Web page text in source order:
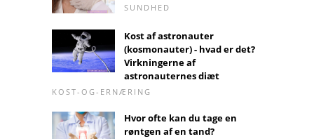
SUNDHED
Kost af astronauter
(kosmonauter) - hvad er det?
Virkningerne af
astronauternes diæt
KOST-OG-ERNÆRING
Hvor ofte kan du tage en
røntgen af ​​en tand?